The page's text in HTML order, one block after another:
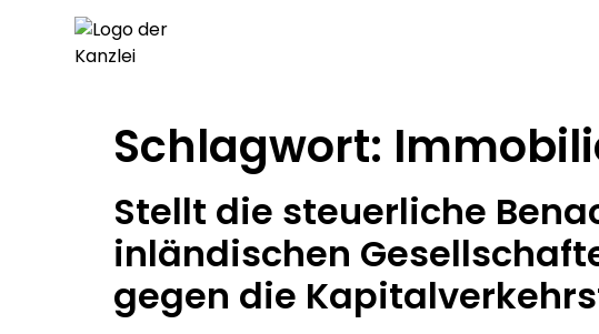
Schlagwort:
Stellt die steuerliche
inländischen
gegen die